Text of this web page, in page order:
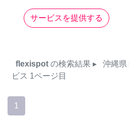
サービスを提供する
flexispot の検索結果 ▸ 沖縄県
ビス 1ページ目
1